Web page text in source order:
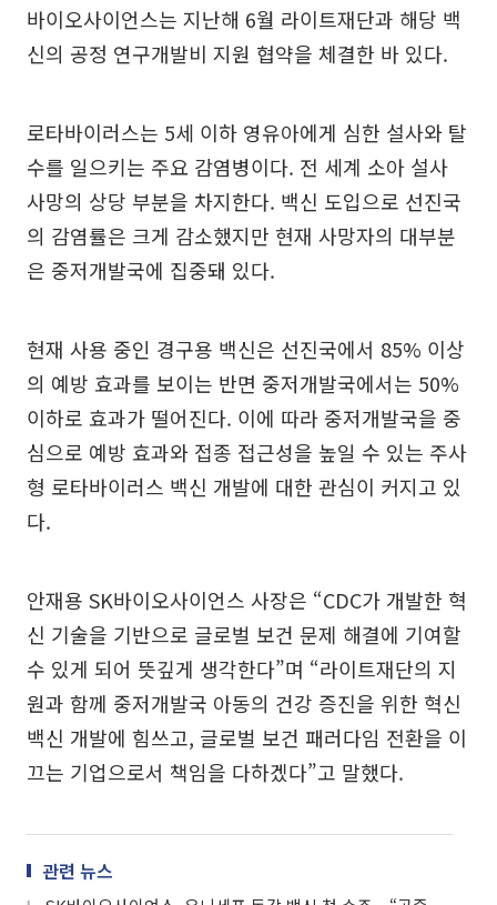
바이오사이언스는 지난해 6월 라이트재단과 해당 백
신의 공정 연구개발비 지원 협약을 체결한 바 있다.
로타바이러스는 5세 이하 영유아에게 심한 설사와 탈
수를 일으키는 주요 감염병이다. 전 세계 소아 설사
사망의 상당 부분을 차지한다. 백신 도입으로 선진국
의 감염률은 크게 감소했지만 현재 사망자의 대부분
은 중저개발국에 집중돼 있다.
현재 사용 중인 경구용 백신은 선진국에서 85% 이상
의 예방 효과를 보이는 반면 중저개발국에서는 50%
이하로 효과가 떨어진다. 이에 따라 중저개발국을 중
심으로 예방 효과와 접종 접근성을 높일 수 있는 주사
형 로타바이러스 백신 개발에 대한 관심이 커지고 있
다.
안재용 SK바이오사이언스 사장은 “CDC가 개발한 혁
신 기술을 기반으로 글로벌 보건 문제 해결에 기여할
수 있게 되어 뜻깊게 생각한다”며 “라이트재단의 지
원과 함께 중저개발국 아동의 건강 증진을 위한 혁신
백신 개발에 힘쓰고, 글로벌 보건 패러다임 전환을 이
끄는 기업으로서 책임을 다하겠다”고 말했다.
관련 뉴스